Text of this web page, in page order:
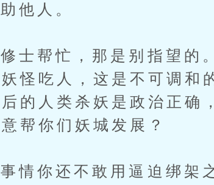
人。
忙，那是别指望的。
怪吃人，这是不可调和
的人类杀妖是政治正确
帮你们妖城发展？
还不敢用逼迫绑架之